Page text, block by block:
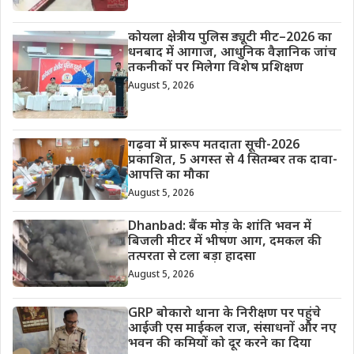
कोयला क्षेत्रीय पुलिस ड्यूटी मीट–2026 का
धनबाद में आगाज, आधुनिक वैज्ञानिक जांच
तकनीकों पर मिलेगा विशेष प्रशिक्षण
August 5, 2026
गढ़वा में प्रारूप मतदाता सूची-2026
प्रकाशित, 5 अगस्त से 4 सितम्बर तक दावा-
आपत्ति का मौका
August 5, 2026
Dhanbad: बैंक मोड़ के शांति भवन में
बिजली मीटर में भीषण आग, दमकल की
तत्परता से टला बड़ा हादसा
August 5, 2026
GRP बोकारो थाना के निरीक्षण पर पहुंचे
आईजी एस माईकल राज, संसाधनों और नए
भवन की कमियों को दूर करने का दिया